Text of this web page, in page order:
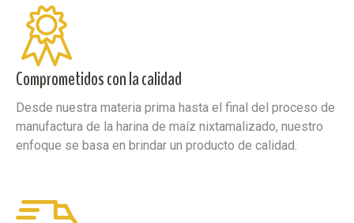
Comprometidos con la calidad
Desde nuestra materia prima hasta el final del proceso de
manufactura de la harina de maíz nixtamalizado, nuestro
enfoque se basa en brindar un producto de calidad.